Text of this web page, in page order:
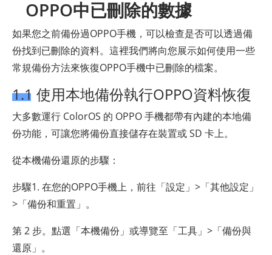
OPPO中已刪除的數據
如果您之前備份過OPPO手機，可以檢查是否可以透過備
份找到已刪除的資料。這裡我們將向您展示如何使用一些
常規備份方法來恢復OPPO手機中已刪除的檔案。
1.1 使用本地備份執行OPPO資料恢復
大多數運行 ColorOS 的 OPPO 手機都帶有內建的本地備
份功能，可讓您將備份直接儲存在裝置或 SD 卡上。
從本機備份還原的步驟：
步驟1. 在您的OPPO手機上，前往「設定」>「其他設定」
>「備份和重置」。
第 2 步。點選「本機備份」或導覽至「工具」>「備份與
還原」。